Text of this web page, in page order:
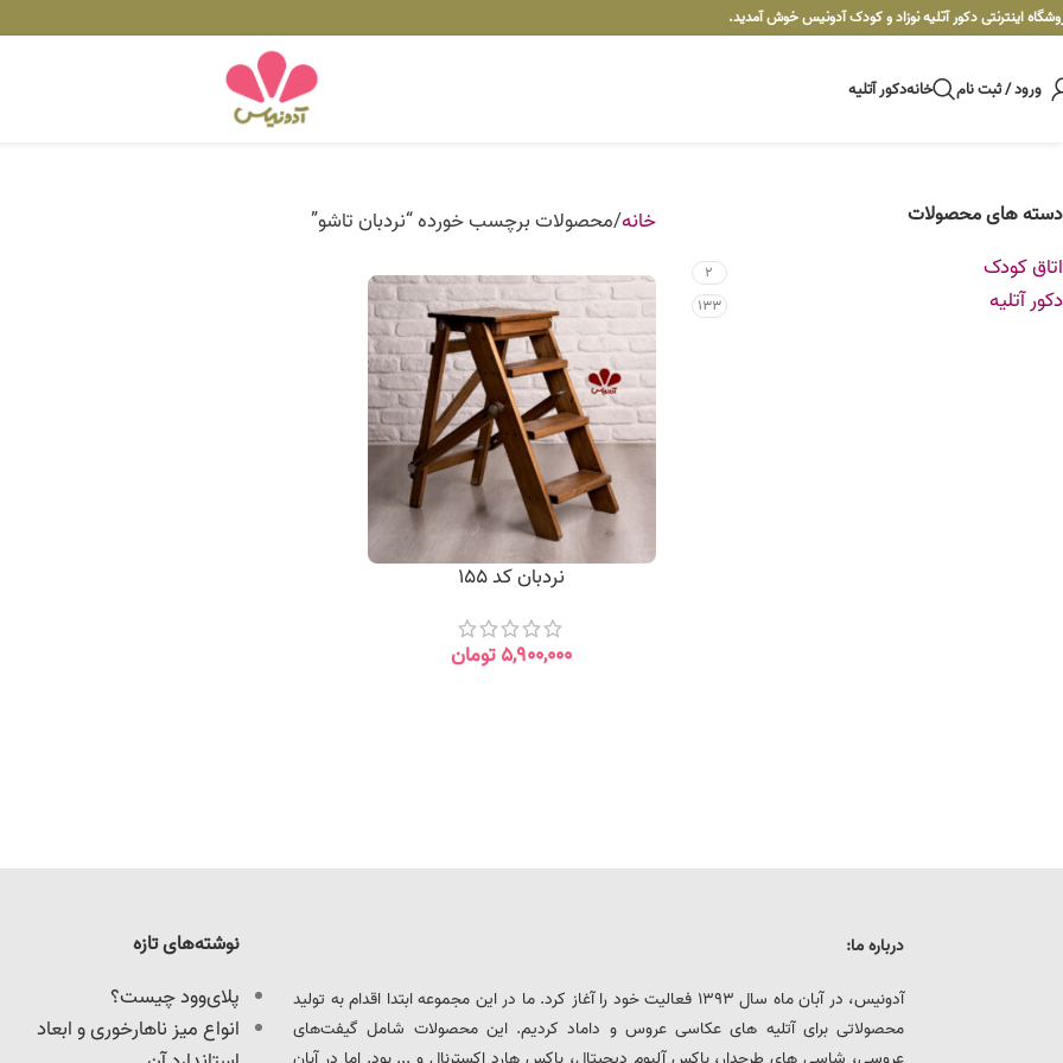
اینترنتی دکور آتلیه نوزاد و کودک آدونیس خوش آمدید.
ورود / ثبت نام خانهدکور آتلیه
دسته های محصولات
اتاق کودک 2
دکور آتلیه 133
خانه محصولات برچسب خورده “نردبان تاشو”
نردبان کد 155
۵,۹۰۰,۰۰۰تومان
نوشته‌های تازه
پلای‌وود چیست؟
انواع میز ناهارخوری و ابعاد
درباره ما:
آدونیس، در آبان ماه سال 1393 فعالیت خود را آغاز کرد. ما در این مجموعه ابتدا اقدام به تولید
محصولاتی برای آتلیه های عکاسی عروس و داماد کردیم. این محصولات شامل گیفت‌های